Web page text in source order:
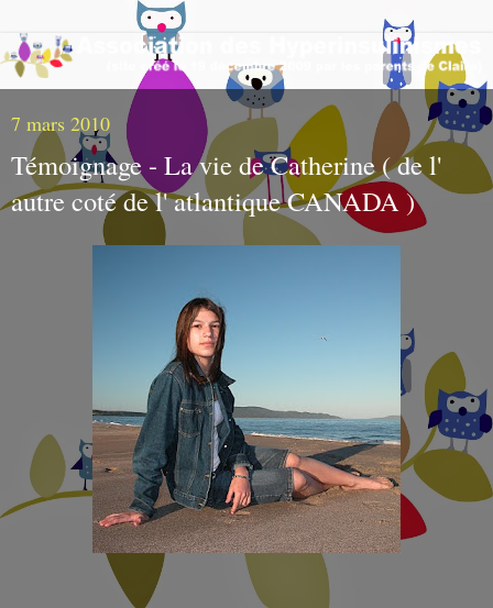
7 mars 2010
Témoignage - La vie de Catherine ( de l'
autre coté de l' atlantique CANADA )